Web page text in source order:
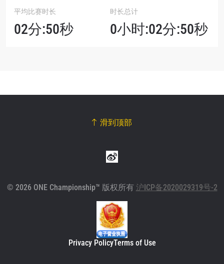
平均比赛时长
02分:50秒
时长总计
0小时:02分:50秒
滑到顶部
© 2026 ONE Championship™ 版权所有 沪ICP备2020029319号-2
Privacy PolicyTerms of Use